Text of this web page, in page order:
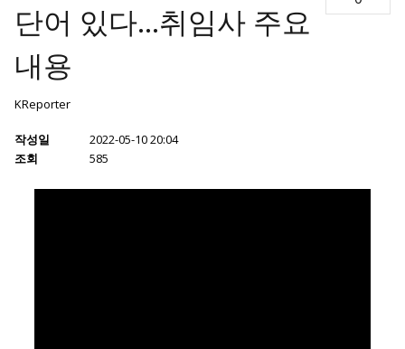
단어 있다…취임사 주요
내용
KReporter
작성일
2022-05-10 20:04
조회
585